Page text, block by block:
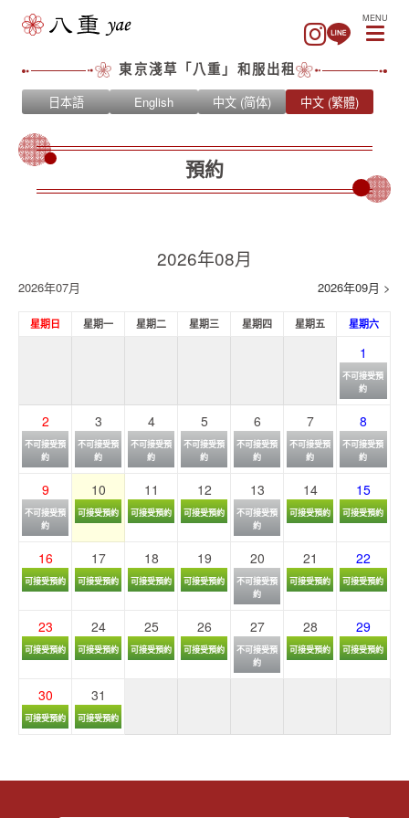
東京淺草「八重」和服出租
日本語 English 中文 (简体) 中文 (繁體)
MENU
預約
2026年08月
2026年07月 2026年09月 >
星期日 星期一 星期二 星期三 星期四 星期五 星期六
1
不可接受預
約
2
不可接受預
約
3
不可接受預
約
4
不可接受預
約
5
不可接受預
約
6
不可接受預
約
7
不可接受預
約
8
不可接受預
約
9
不可接受預
約
10
可接受預約
11
可接受預約
12
可接受預約
13
不可接受預
約
14
可接受預約
15
可接受預約
16
可接受預約
17
可接受預約
18
可接受預約
19
可接受預約
20
不可接受預
約
21
可接受預約
22
可接受預約
23
可接受預約
24
可接受預約
25
可接受預約
26
可接受預約
27
不可接受預
約
28
可接受預約
29
可接受預約
30
可接受預約
31
可接受預約